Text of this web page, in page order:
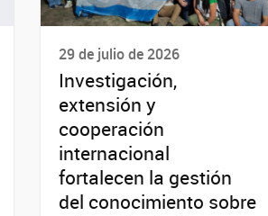
29 de julio de 2026
Investigación,
extensión y
cooperación
internacional
fortalecen la gestión
del conocimiento sobre